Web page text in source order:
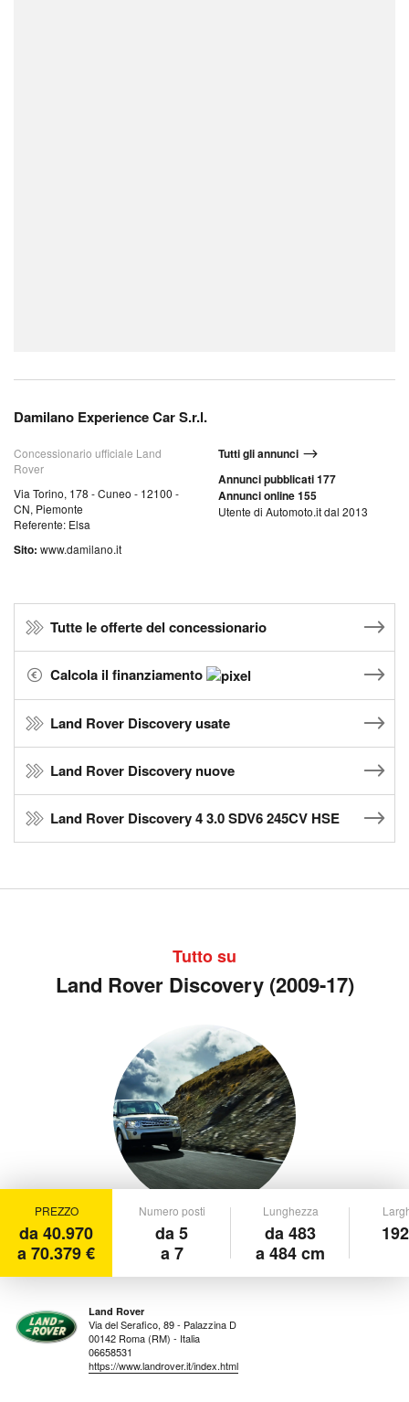
Damilano Experience Car S.r.l.
Concessionario ufficiale Land
Rover
Via Torino, 178 - Cuneo - 12100 -
CN, Piemonte
Referente: Elsa
Sito: www.damilano.it
Tutti gli annunci
Annunci pubblicati 177
Annunci online 155
Utente di Automoto.it dal 2013
Tutte le offerte del concessionario
Calcola il finanziamento
Land Rover Discovery usate
Land Rover Discovery nuove
Land Rover Discovery 4 3.0 SDV6 245CV HSE
Tutto su
Land Rover Discovery (2009-17)
PREZZO
da 40.970
a 70.379 €
Numero posti
da 5
a 7
Lunghezza
da 483
a 484 cm
Land Rover
Via del Serafico, 89 - Palazzina D
00142 Roma (RM) - Italia
06658531
https://www.landrover.it/index.html